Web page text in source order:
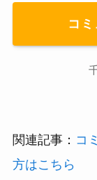
コ
関連記事： コ
方はこちら